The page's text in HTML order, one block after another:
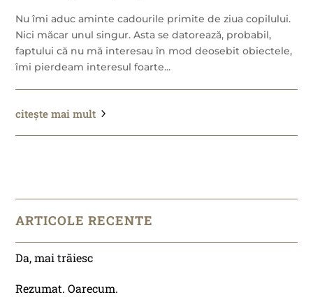
Nu îmi aduc aminte cadourile primite de ziua copilului.
Nici măcar unul singur. Asta se datorează, probabil,
faptului că nu mă interesau în mod deosebit obiectele,
îmi pierdeam interesul foarte...
citește mai mult
ARTICOLE RECENTE
Da, mai trăiesc
Rezumat. Oarecum.